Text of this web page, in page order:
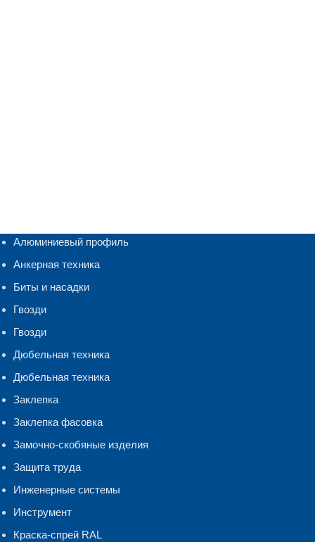
Алюминиевый профиль
Анкерная техника
Биты и насадки
Гвозди
Гвозди
Дюбельная техника
Дюбельная техника
Заклепка
Заклепка фасовка
Замочно-скобяные изделия
Защита труда
Инженерные системы
Инструмент
Краска-спрей RAL